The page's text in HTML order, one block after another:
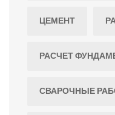
ЦЕМЕНТ
РАСЧЕТ
СВАРОЧНЫЕ